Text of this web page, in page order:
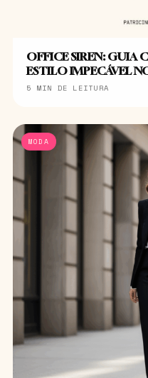
OFFICE SIREN: GUIA
ESTILO IMPECÁVEL
5 MIN DE LEITURA
MODA